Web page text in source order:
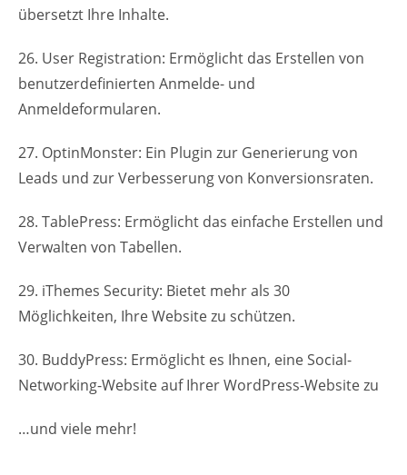
übersetzt Ihre Inhalte.
26. User Registration: Ermöglicht das Erstellen von
benutzerdefinierten Anmelde- und
Anmeldeformularen.
27. OptinMonster: Ein Plugin zur Generierung von
Leads und zur Verbesserung von Konversionsraten.
28. TablePress: Ermöglicht das einfache Erstellen und
Verwalten von Tabellen.
29. iThemes Security: Bietet mehr als 30
Möglichkeiten, Ihre Website zu schützen.
30. BuddyPress: Ermöglicht es Ihnen, eine Social-
Networking-Website auf Ihrer WordPress-Website zu
…und viele mehr!